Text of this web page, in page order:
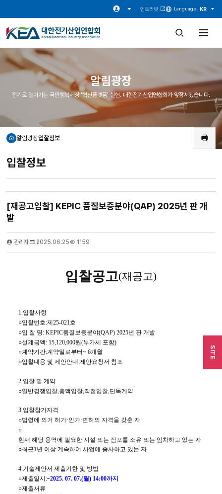
SITE
인트라넷 Language · KR
검
창
전
알림광장
전기로 열어가는 국민행복세상 '혁신플랫폼' 실현. 대한전기산업연합회가 앞장서겠습니다.
홈알림광장입찰정보
인
쇄
입찰정보
[재공고입찰] KEPIC 품질보증분야(QAP) 2025년 판 개
발
관리자 2025.06.25 1159
입찰공고(재공고)
1.입찰사항
○입찰번호:제25-021호
○입 찰 명: KEPIC품질보증분야(QAP) 2025년 판 개발
○설계금액: 15,120,000원(부가세 포함)
○계약기간:계약일로부터~ 6개월
○입찰내용 및 제안안내 :제안요청서 참조
2.입찰 및 계약
○일반경쟁입찰 총액입찰 직접입찰 단독계약
3.입찰참가자격
○법령에 의거 허가·인가·면허의 자격을 갖춘 자
○
현재 해당 용역에 필요한 시설 또는 점포를 소유 또는 임차하고 있는 자
○최근1년 이상 계속하여 사업에 종사하고 있는 자
4.기술제안서 제출기한 및 방법
○제출일시:~2025. 07. 07.(월) 14:00까지
○제출서류